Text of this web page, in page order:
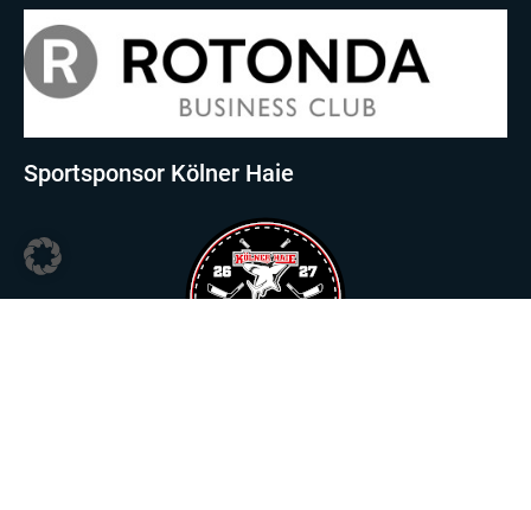
Sportsponsor Kölner Haie